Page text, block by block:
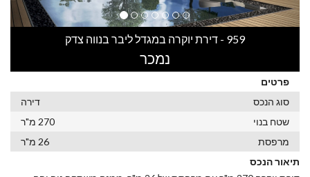
959 - דירת יוקרה במגדל ליבר בנווה צדק
נמכר
פרטים
סוג הנכס
דירה
שטח בנוי
270 מ"ר
מרפסת
26 מ"ר
תיאור הנכס